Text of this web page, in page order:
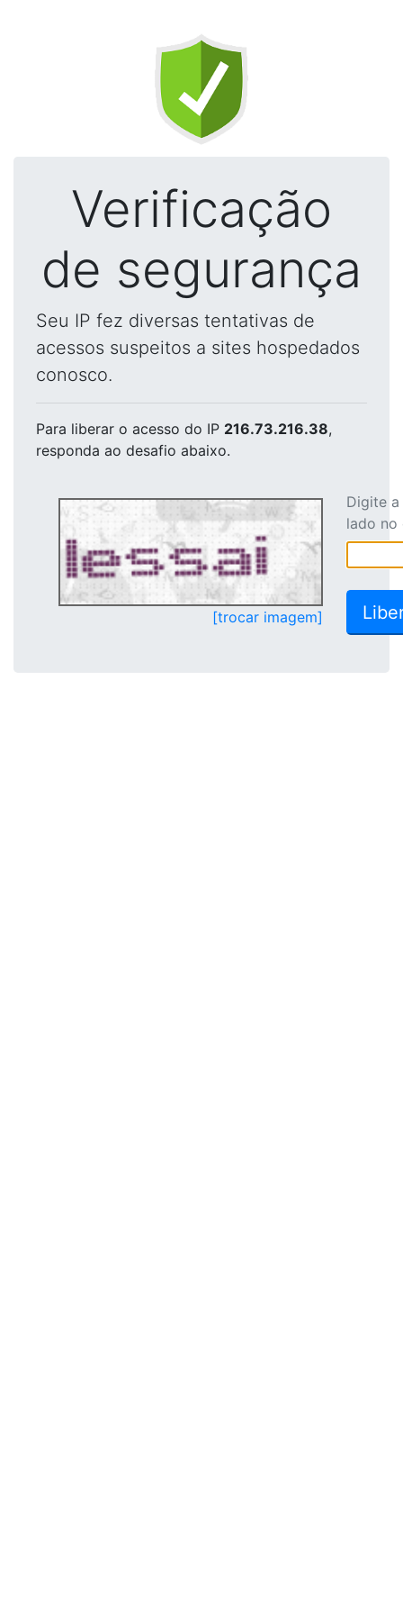
Verificação
de segurança
Seu IP fez diversas tentativas de
acessos suspeitos a sites hospedados
conosco.
Para liberar o acesso do IP 216.73.216.38,
responda ao desafio abaixo.
[trocar imagem]
Digite
lado no